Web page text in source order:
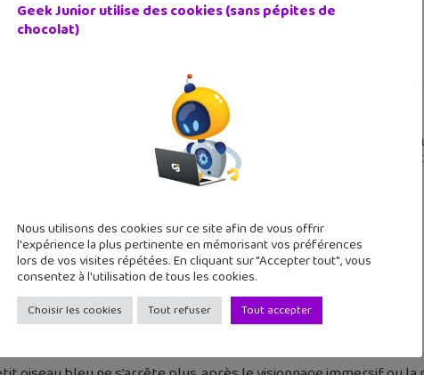
contenir le nouvel abonnement payant d’Elon
! Depuis quelques jours Elon Musk est officiellement le
nouvelle formule d’abonnement payante. Geek Junior te détaille
it up », la nouvelle fonctionnalité Twitter !
Geek Junior utilise des cookies (sans pépites de
chocolat)
Nous utilisons des cookies sur ce site afin de vous offrir
l'expérience la plus pertinente en mémorisant vos préférences
lors de vos visites répétées. En cliquant sur "Accepter tout", vous
consentez à l'utilisation de tous les cookies.
Choisir les cookies Tout refuser Tout accepter